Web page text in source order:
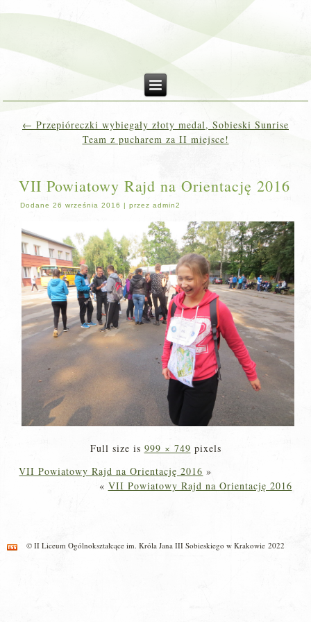
← Przepióreczki wybiegały złoty medal, Sobieski Sunrise
Team z pucharem za II miejsce!
VII Powiatowy Rajd na Orientację 2016
Dodane 26 września 2016 |przez admin2
Full size is 999 × 749 pixels
VII Powiatowy Rajd na Orientację 2016 »
« VII Powiatowy Rajd na Orientację 2016
© II Liceum Ogólnokształcące im. Króla Jana III Sobieskiego w Krakowie 2022